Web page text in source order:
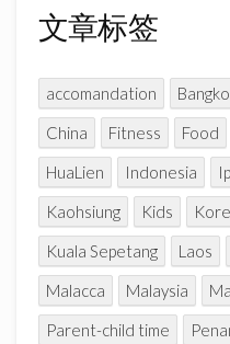
n
类
文章标签
accomandation
China
Fitness Food
HuaLien
Indonesia
Kaohsiung
Kids
Kuala Sepetang
Laos
Malacca
Malaysia
Parent-child time